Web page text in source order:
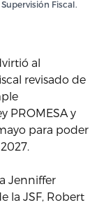
Fiscal.
al
revisado de
PROMESA y
para poder
Jenniffer
la JSF, Robert